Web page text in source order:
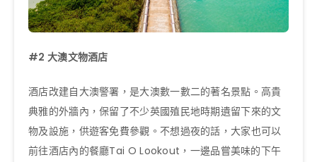
#2 大澳文物酒店
酒店改建自大澳警署，是大澳數一數二的著名景點。高貴
典雅的外牆內，保留了不少英國殖民地時期遺留下來的文
物及設施，供遊客免費參觀。不想過夜的話，大家也可以
前往酒店內的餐廳Tai O Lookout，一邊品嘗美味的下午